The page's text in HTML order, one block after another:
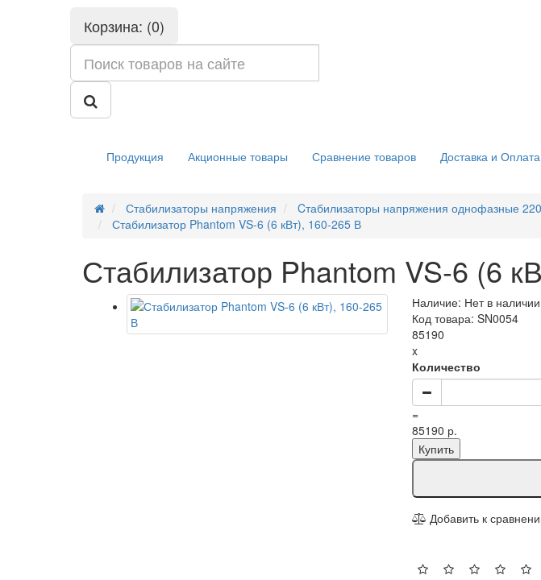
Корзина: (0)
Продукция Акционные товары Сравнение товаров Доставка и Оплата
Стабилизаторы напряжения Cтабилизаторы напряжения однофазные
Стабилизатор Phantom VS-6 (6 кВт), 160-265 В
Стабилизатор Phantom VS-6 (6
Наличие: Нет в наличии
Код товара: SN0054
85190
x
Количество
=
85190 р.
Купить
Добавить к